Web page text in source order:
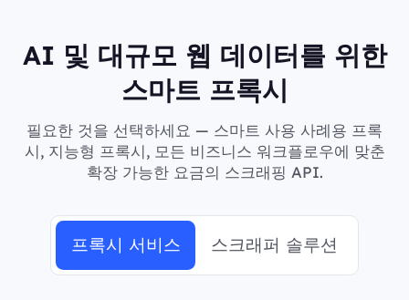
AI 및 대규모 웹 데이터를 위한
스마트 프록시
필요한 것을 선택하세요 — 스마트 사용 사례용 프록
시, 지능형 프록시, 모든 비즈니스 워크플로우에 맞춘
확장 가능한 요금의 스크래핑 API.
프록시 서비스 스크래퍼 솔루션